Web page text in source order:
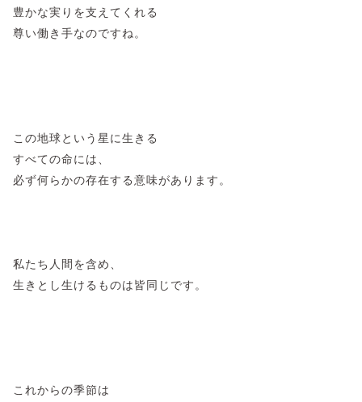
豊かな実りを支えてくれる
尊い働き手なのですね。
この地球という星に生きる
すべての命には、
必ず何らかの存在する意味があります。
私たち人間を含め、
生きとし生けるものは皆同じです。
​これからの季節は